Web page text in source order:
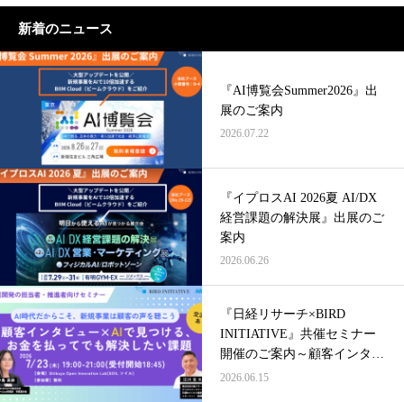
新着のニュース
『AI博覧会Summer2026』出
展のご案内
2026.07.22
『イプロスAI 2026夏 AI/DX
経営課題の解決展』出展のご
案内
2026.06.26
『日経リサーチ×BIRD
INITIATIVE』共催セミナー
開催のご案内～顧客インタビ
ュー×AIで見つける、お金を
2026.06.15